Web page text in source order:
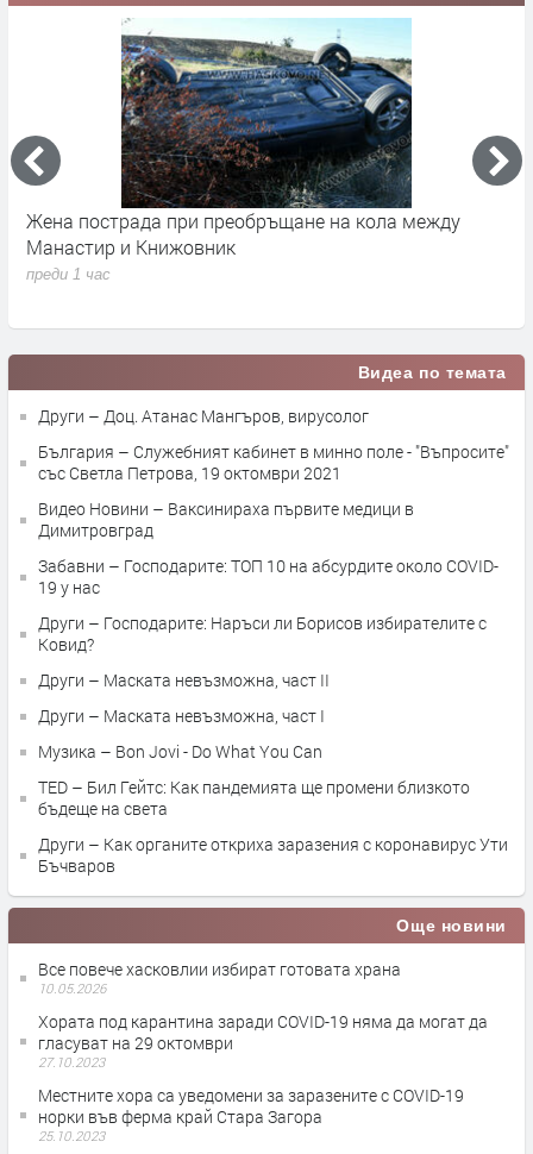
Язовир „Тракиец“ с тревожен дисбаланс: водата
влиза почти незабележимо, а разходът е над 100
пъти по-голям
Видеа по темата
Други – Доц. Атанас Мангъров, вирусолог
България – Служебният кабинет в минно поле - "Въпросите"
със Светла Петрова, 19 октомври 2021
Видео Новини – Ваксинираха първите медици в
Димитровград
Забавни – Господарите: ТОП 10 на абсурдите около COVID-
19 у нас
Други – Господарите: Наръси ли Борисов избирателите с
Ковид?
Други – Маската невъзможна, част II
Други – Маската невъзможна, част I
Музика – Bon Jovi - Do What You Can
TED – Бил Гейтс: Как пандемията ще промени близкото
бъдеще на света
Други – Как органите откриха заразения с коронавирус Ути
Бъчваров
Още новини
Все повече хасковлии избират готовата храна
10.05.2026
Хората под карантина заради COVID-19 няма да могат да
гласуват на 29 октомври
27.10.2023
Местните хора са уведомени за заразените с COVID-19
норки във ферма край Стара Загора
25.10.2023